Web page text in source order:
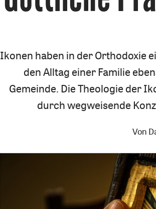
Ikonen haben in der Orthodoxie
den Alltag einer Familie
Gemeinde. Die Theologie der
durch wegweisende
Von